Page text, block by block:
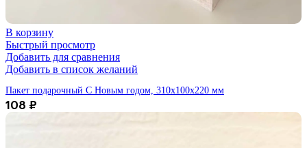
В корзину
Быстрый просмотр
Добавить для сравнения
Добавить в список желаний
Пакет подарочный С Новым годом, 310х100х220 мм
108 ₽